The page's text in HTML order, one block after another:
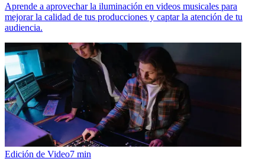
Aprende a aprovechar la iluminación en videos musicales para
mejorar la calidad de tus producciones y captar la atención de tu
audiencia.
Edición de Video7 min